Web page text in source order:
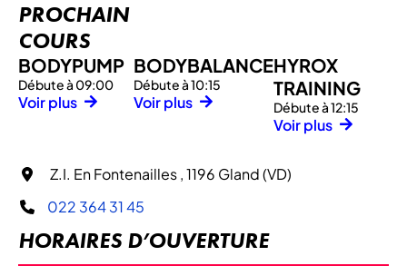
PROCHAIN
COURS
BODYPUMP
Débute à 09:00
Voir plus
BODYBALANCE
Débute à 10:15
Voir plus
HYROX
TRAINING
Débute à 12:15
Voir plus
Z.I. En Fontenailles , 1196 Gland (VD)
022 364 31 45
HORAIRES D’OUVERTURE